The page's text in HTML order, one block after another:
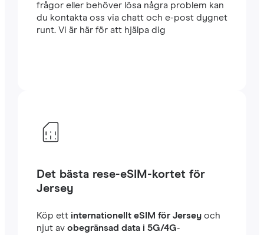
frågor eller behöver lösa några problem kan
du kontakta oss via chatt och e-post dygnet
runt. Vi är här för att hjälpa dig
Det bästa rese-eSIM-kortet för
Jersey
Köp ett internationellt eSIM för Jerseyoch
njut av obegränsad data i 5G/4G-